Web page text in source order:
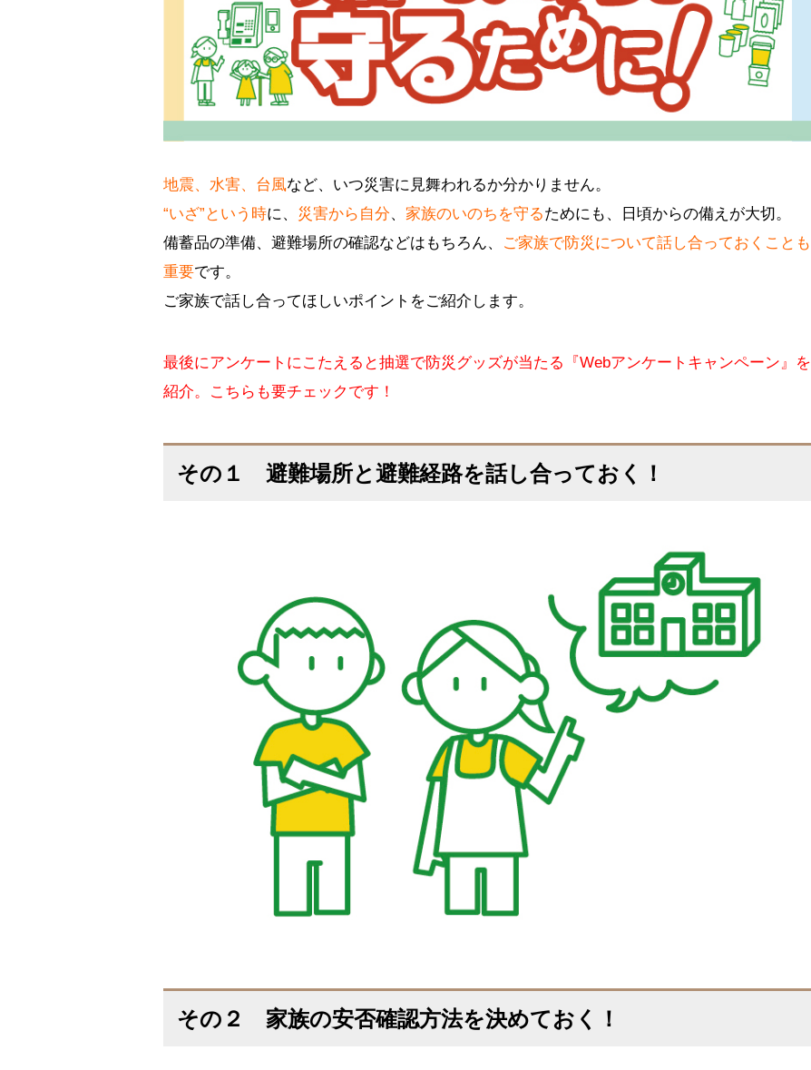
地震、水害、台風など、いつ災害に見舞われるか分かりません。
“いざ”という時に、 災害から自分、 家族のいのちを守るためにも、日頃からの備えが大切。
備蓄品の準備、避難場所の確認などはもちろん、
ご家族で防災について話し合っておくことも
重要です。
ご家族で話し合ってほしいポイントをご紹介します。
最後にアンケートにこたえると抽選で防災グッズが当たる『Webアンケートキャンペーン』を
紹介。こちらも要チェックです！
その１ 避難場所と避難経路を話し合っておく！
その２ 家族の安否確認方法を決めておく！